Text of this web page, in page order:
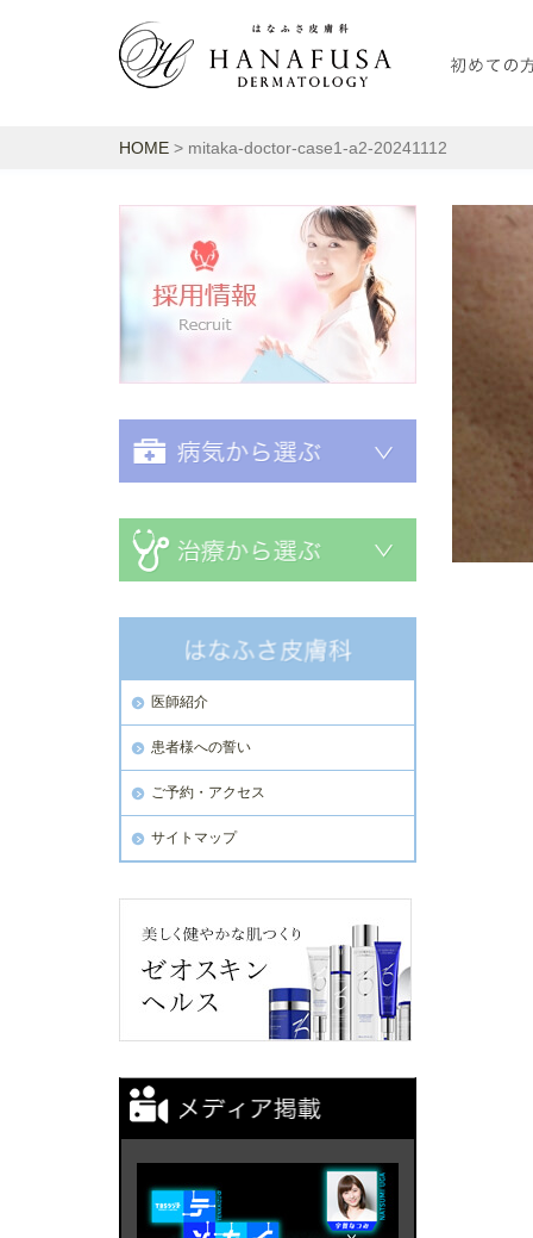
HOME > mitaka-doctor-case1-a2-20241112
採用情報
医師紹介
患者様への誓い
ご予約・アクセス
サイトマップ